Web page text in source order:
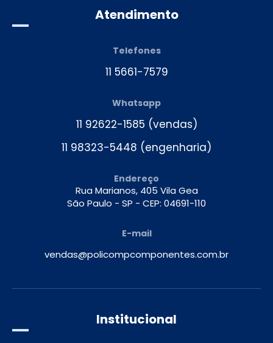
Atendimento
Telefones
11 5661-7579
Whatsapp
11 92622-1585
11 98323-5448
Endereço
Rua Marianos, 405 Vila Gea
São Paulo - SP - CEP: 04691-110
E-mail
vendas@policompcomponentes.com.br
Institucional